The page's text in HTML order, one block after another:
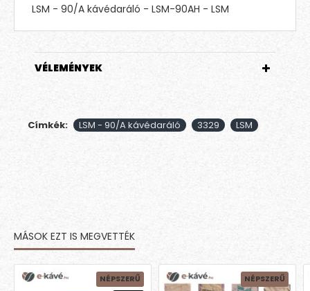
LSM - 90/A kávédaráló - LSM-90AH - LSM
VÉLEMÉNYEK
Címkék: LSM - 90/A kávédaráló 3329 LSM
MÁSOK EZT IS MEGVETTÉK
NÉPSZERŰ
NÉPSZERŰ